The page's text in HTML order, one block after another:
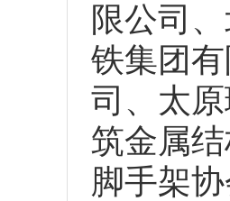
限公司
铁集团
司、太
筑金属
脚手架